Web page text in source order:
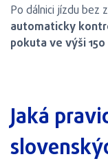
Po dálnici jízdu bez
automaticky
pokuta ve výši 150
Jaká